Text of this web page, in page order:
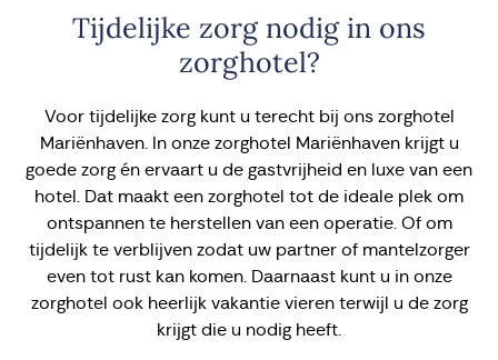
Tijdelijke zorg nodig in ons
zorghotel?
Voor tijdelijke zorg kunt u terecht bij ons zorghotel
Mariënhaven. In onze zorghotel Mariënhaven krijgt u
goede zorg én ervaart u de gastvrijheid en luxe van een
hotel. Dat maakt een zorghotel tot de ideale plek om
ontspannen te herstellen van een operatie. Of om
tijdelijk te verblijven zodat uw partner of mantelzorger
even tot rust kan komen. Daarnaast kunt u in onze
zorghotel ook heerlijk vakantie vieren terwijl u de zorg
krijgt die u nodig heeft.